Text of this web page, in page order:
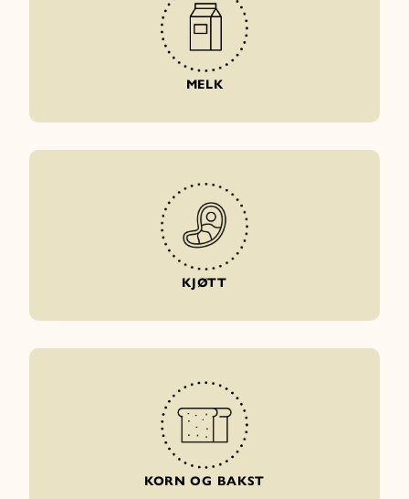
MELK
KJØTT
KORN OG BAKST